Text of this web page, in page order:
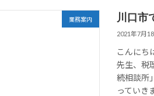
業務案内 川口市
2021年7月
こんにち
先生、税
続相談所
っていき